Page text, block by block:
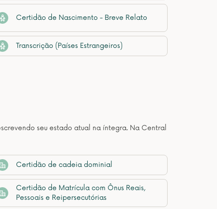
Certidão de Nascimento - Breve Relato
Transcrição (Países Estrangeiros)
seu estado atual na íntegra. Na Central
Certidão de cadeia dominial
Certidão de Matrícula com Ônus Reais,
Pessoais e Reipersecutórias